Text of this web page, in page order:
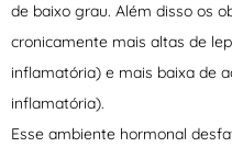
de baixo grau. Além disso os
cronicamente mais altas de
inflamatória) e mais baixa de
inflamatória).
Esse ambiente hormonal